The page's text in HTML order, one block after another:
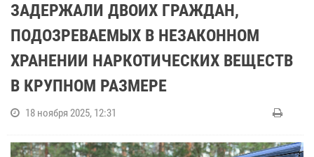
ЗАДЕРЖАЛИ ДВОИХ ГРАЖДАН,
ПОДОЗРЕВАЕМЫХ В НЕЗАКОННОМ
ХРАНЕНИИ НАРКОТИЧЕСКИХ ВЕЩЕСТВ
В КРУПНОМ РАЗМЕРЕ
18 ноября 2025, 12:31